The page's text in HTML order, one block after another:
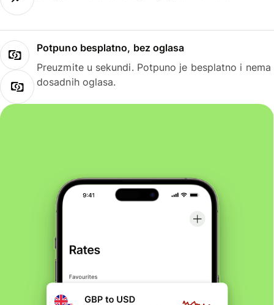
Potpuno besplatno, bez oglasa
Preuzmite u sekundi. Potpuno je besplatno i nema
dosadnih oglasa.